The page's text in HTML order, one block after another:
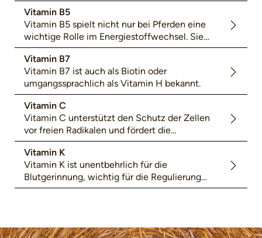
Vitamin B5
Vitamin B5 spielt nicht nur bei Pferden eine
wichtige Rolle im Energiestoffwechsel. Sie
wird auch als Pantothensäure bezeichnet.
Vitamin B7
Vitamin B7 ist auch als Biotin oder
umgangssprachlich als Vitamin H bekannt.
Vitamin C
Vitamin C unterstützt den Schutz der Zellen
vor freien Radikalen und fördert die
natürliche Funktion des Immunsystems.
Pferde sind bei Vitamin C zum Großteil
Selbstversorger.
Vitamin K
Vitamin K ist unentbehrlich für die
Blutgerinnung, wichtig für die Regulierung
des Zellwachstums und im